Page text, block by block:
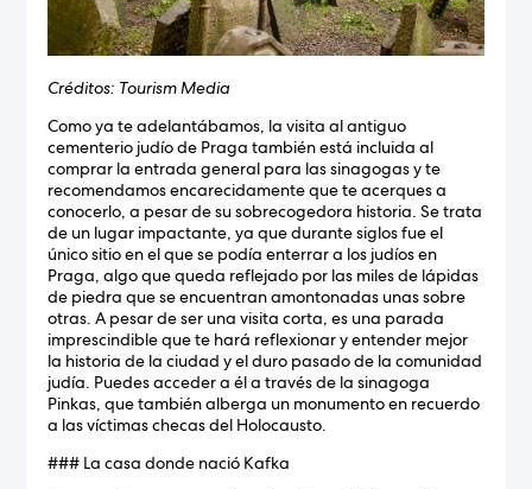
Créditos: Tourism Media
Como ya te adelantábamos, la visita al antiguo
cementerio judío de Praga también está incluida al
comprar la entrada general para las sinagogas y te
recomendamos encarecidamente que te acerques a
conocerlo, a pesar de su sobrecogedora historia. Se trata
de un lugar impactante, ya que durante siglos fue el
único sitio en el que se podía enterrar a los judíos en
Praga, algo que queda reflejado por las miles de lápidas
de piedra que se encuentran amontonadas unas sobre
otras. A pesar de ser una visita corta, es una parada
imprescindible que te hará reflexionar y entender mejor
la historia de la ciudad y el duro pasado de la comunidad
judía. Puedes acceder a él a través de la sinagoga
Pinkas, que también alberga un monumento en recuerdo
a las víctimas checas del Holocausto.
### La casa donde nació Kafka